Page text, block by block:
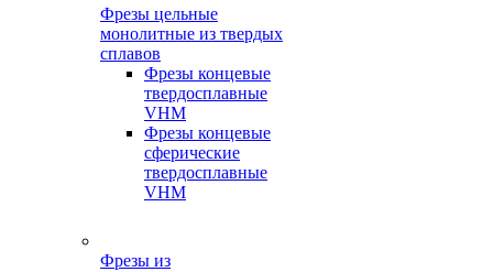
Фрезы цельные
монолитные из твердых
сплавов
Фрезы концевые
твердосплавные
VHM
Фрезы концевые
сферические
твердосплавные
VHM
Фрезы из